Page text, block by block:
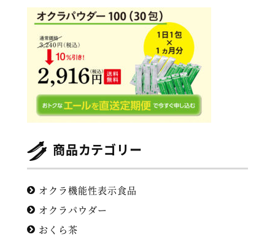
商品カテゴリー
オクラ機能性表示食品
オクラパウダー
おくら茶